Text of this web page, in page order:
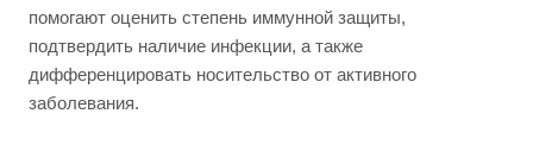
помогают оценить степень иммунной защиты,
подтвердить наличие инфекции, а также
дифференцировать носительство от активного
заболевания.